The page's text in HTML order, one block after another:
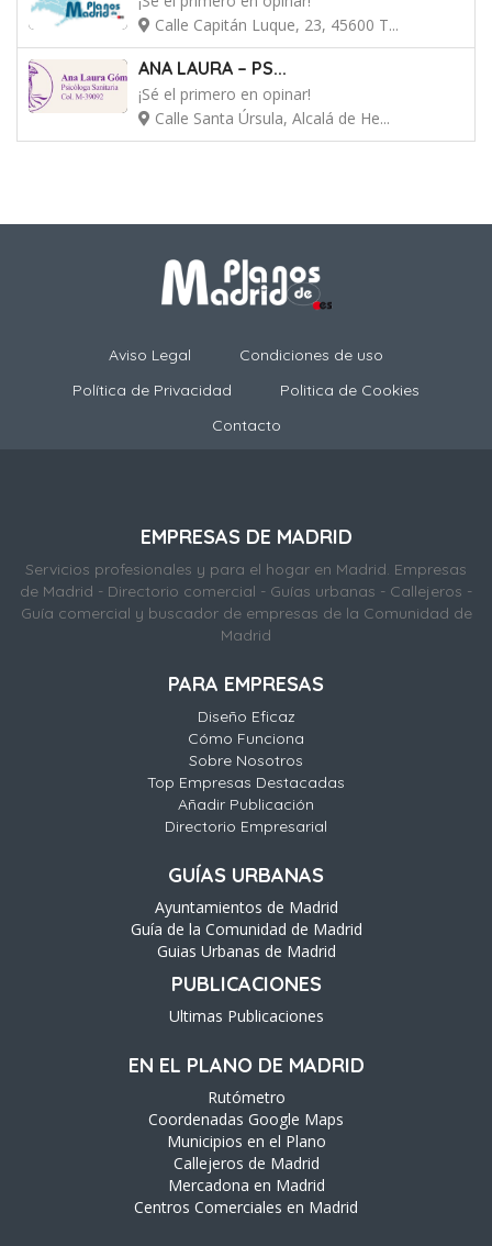
Calle Capitán Luque, 23, 45600 T...
ANA LAURA – PS...
¡Sé el primero en opinar!
Calle Santa Úrsula, Alcalá de He...
Aviso Legal
Condiciones de uso
Política de Privacidad
Politica de Cookies
Contacto
EMPRESAS DE MADRID
Servicios profesionales y para el hogar en Madrid. Empresas
de Madrid - Directorio comercial - Guías urbanas - Callejeros -
Guía comercial y buscador de empresas de la Comunidad de
Madrid
PARA EMPRESAS
Diseño Eficaz
Cómo Funciona
Sobre Nosotros
Top Empresas Destacadas
Añadir Publicación
Directorio Empresarial
GUÍAS URBANAS
Ayuntamientos de Madrid
Guía de la Comunidad de Madrid
Guias Urbanas de Madrid
PUBLICACIONES
Ultimas Publicaciones
EN EL PLANO DE MADRID
Rutómetro
Coordenadas Google Maps
Municipios en el Plano
Callejeros de Madrid
Mercadona en Madrid
Centros Comerciales en Madrid